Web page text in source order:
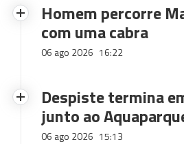
Homem percorre
com uma cabra
06 ago 2026 16:22
Despiste termina
junto ao
06 ago 2026 15:13